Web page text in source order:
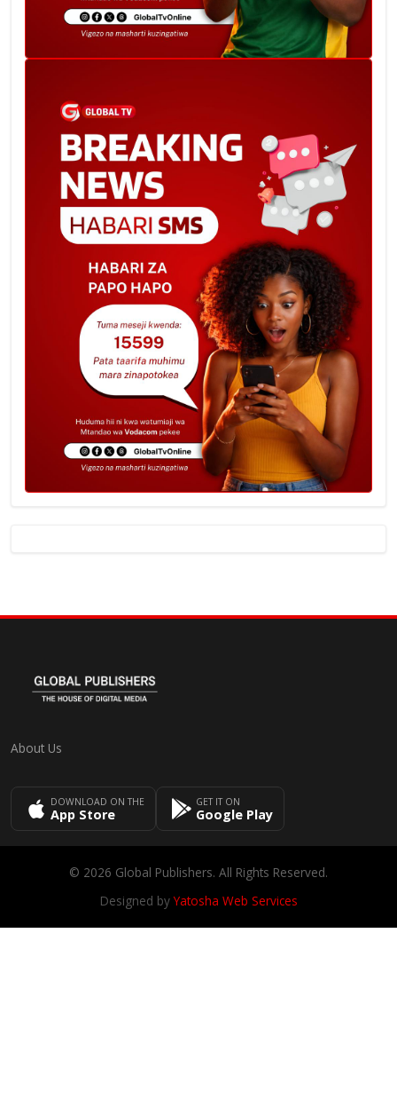
About Us
DOWNLOAD ON THE
App Store
GET IT ON
Google Play
© 2026 Global Publishers. All Rights Reserved.
Designed byYatosha Web Services